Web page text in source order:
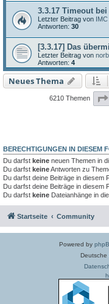
3.3.17 Timeout
Letzter Beitrag von IMC
Antworten: 30
[3.3.17] Das
Letzter Beitrag von
Antworten: 4
Neues Thema
6210 Themen
BERECHTIGUNGEN IN DIESEM
Du darfst keine neuen Themen in
Du darfst keineAntworten zu
Du darfst deine Beiträge in diesem
Du darfst deine Beiträge in diesem
Du darfst keine Dateianhänge in
Startseite Community
Powered by
Deutsche